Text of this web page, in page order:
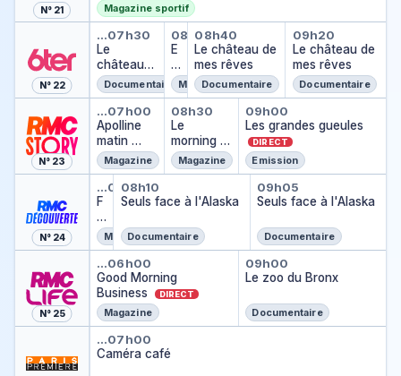
e
n
gi
o
N° 21 Magazine sportif
N° 22
Le château de mes rêves
…07h30
Le
château
de mes
rêves
Documentaire
Education : une
08h30
E
d
u
c
a
ti
o
n
:
n
q
u
s
ti
n
d
Magazine
Le château de mes
08h40
Le château de
mes rêves
Documentaire
Le
09h20
Le château de
mes rêves
Documentaire
N° 23
Apolline matin
…07h00
Apolline
matin
DIRECT
Magazine
Le morning - le
08h30
Le
morning -
le
suppléme
DIRECT
Magazine
Les grandes
09h00
Les grandes gueules
DIRECT
Emission
N° 24
Faites entrer l'accusé
…06h45
F
ai
t
e
e
n
tr
e
l'
Magazine
Seuls face à l'Alaska
08h10
Seuls face à l'Alaska
Documentaire
Seuls face à
09h05
Seuls face à l'Alaska
Documentaire
N° 25
Good Morning Business
…06h00
Good Morning
Business
DIRECT
Magazine
Le zoo du Bronx
09h00
Le zoo du Bronx
Documentaire
Caméra café
…07h00
Caméra café